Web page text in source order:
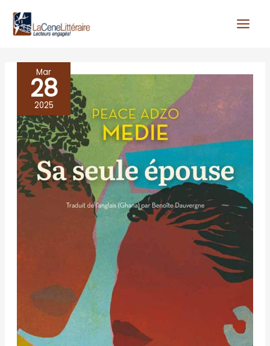
Mar
28
2025
SA
SEULE
EPOUSE,
Peace
Adza
Medie